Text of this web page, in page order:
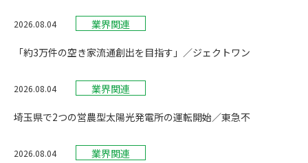
2026.08.04 業界関連
「約3万件の空き家流通創出を目指す」／ジェクトワン
2026.08.04 業界関連
埼玉県で2つの営農型太陽光発電所の運転開始／東急不
2026.08.04 業界関連